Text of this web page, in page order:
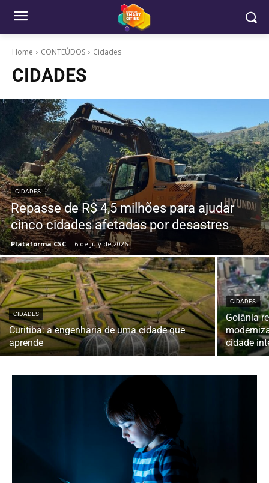
Home CONTEÚDOS Cidades
CIDADES
CIDADES
Repasse de R$ 4,5 milhões para ajudar
cinco cidades afetadas por desastres
Plataforma CSC - 6 de July de 2026
CIDADES
Curitiba: a engenharia de uma cidade que
aprende
CIDADES
Goiânia
cidade